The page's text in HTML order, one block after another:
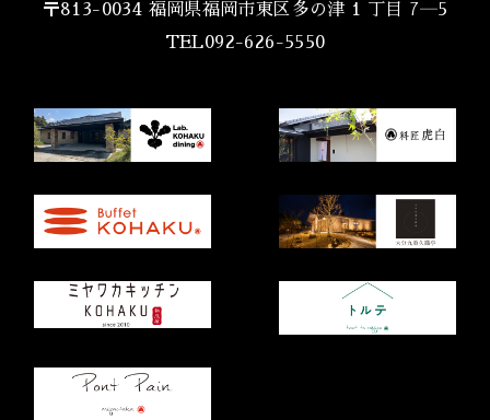
〒813-0034 福岡県福岡市東区多の津 1 丁目 7―5
TEL092-626-5550